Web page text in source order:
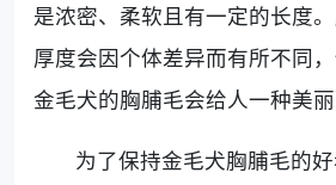
是浓密、柔软且有一定的长度
厚度会因个体差异而有所不同，
金毛犬的胸脯毛会给人一种美丽
为了保持金毛犬胸脯毛的